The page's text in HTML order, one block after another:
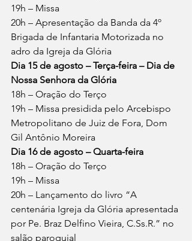
19h – Missa
20h – Apresentação da Banda da 4º
Brigada de Infantaria Motorizada no
adro da Igreja da Glória
Dia 15 de agosto – Terça-feira – Dia de
Nossa Senhora da Glória
18h – Oração do Terço
19h – Missa presidida pelo Arcebispo
Metropolitano de Juiz de Fora, Dom
Gil Antônio Moreira
Dia 16 de agosto – Quarta-feira
18h – Oração do Terço
19h – Missa
20h – Lançamento do livro “A
centenária Igreja da Glória apresentada
por Pe. Braz Delfino Vieira, C.Ss.R.” no
salão paroquial